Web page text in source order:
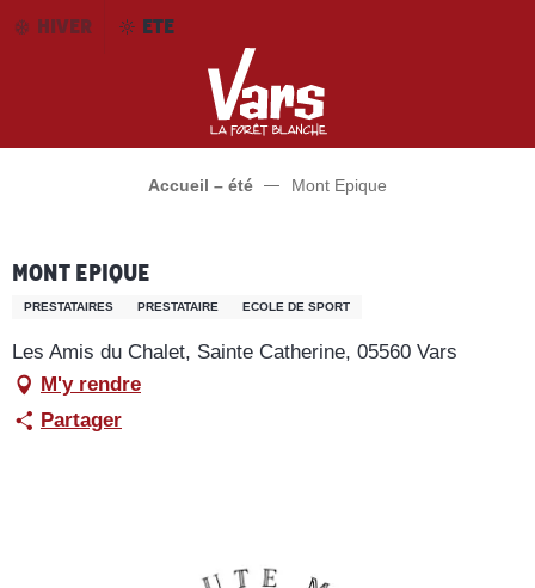
AllerHIVER ETE
Accueil – été Mont Epique
Mont Epique
PRESTATAIRES PRESTATAIRE ECOLE DE SPORT
Les Amis du Chalet, Sainte Catherine, 05560 Vars
M'y rendre
Partager